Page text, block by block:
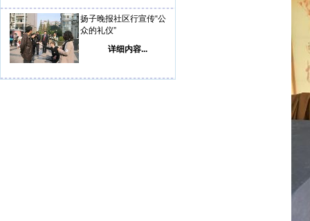
扬子晚报社区行宣传“公
众的礼仪”
详细内容...